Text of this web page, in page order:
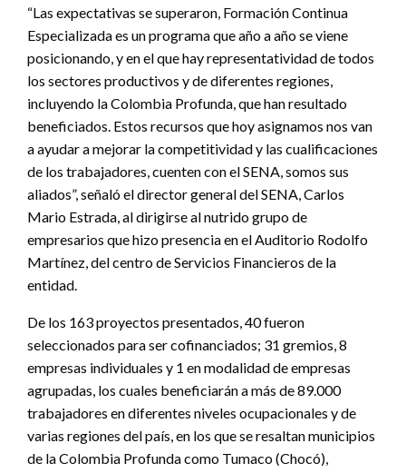
“Las expectativas se superaron, Formación Continua
Especializada es un programa que año a año se viene
posicionando, y en el que hay representatividad de todos
los sectores productivos y de diferentes regiones,
incluyendo la Colombia Profunda, que han resultado
beneficiados. Estos recursos que hoy asignamos nos van
a ayudar a mejorar la competitividad y las cualificaciones
de los trabajadores, cuenten con el SENA, somos sus
aliados”, señaló el director general del SENA, Carlos
Mario Estrada, al dirigirse al nutrido grupo de
empresarios que hizo presencia en el Auditorio Rodolfo
Martínez, del centro de Servicios Financieros de la
entidad.
De los 163 proyectos presentados, 40 fueron
seleccionados para ser cofinanciados; 31 gremios, 8
empresas individuales y 1 en modalidad de empresas
agrupadas, los cuales beneficiarán a más de 89.000
trabajadores en diferentes niveles ocupacionales y de
varias regiones del país, en los que se resaltan municipios
de la Colombia Profunda como Tumaco (Chocó),